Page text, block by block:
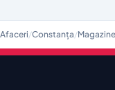
Afaceri/Constanța/